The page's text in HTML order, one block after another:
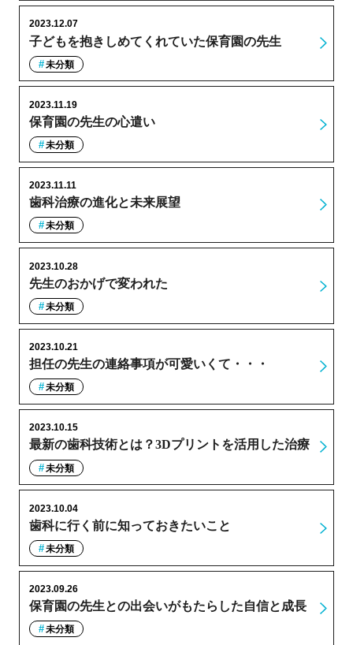
子どもを抱きしめてくれていた保育園の先生
2023.12.07
未分類
保育園の先生の心遣い
2023.11.19
未分類
歯科治療の進化と未来展望
2023.11.11
未分類
先生のおかげで変われた
2023.10.28
未分類
担任の先生の連絡事項が可愛いくて・・・
2023.10.21
未分類
最新の歯科技術とは？3Dプリントを活用した治療
2023.10.15
未分類
歯科に行く前に知っておきたいこと
2023.10.04
未分類
保育園の先生との出会いがもたらした自信と成長
2023.09.26
未分類